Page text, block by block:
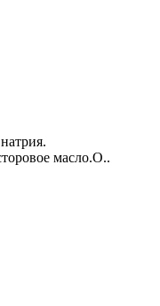
масло.О..